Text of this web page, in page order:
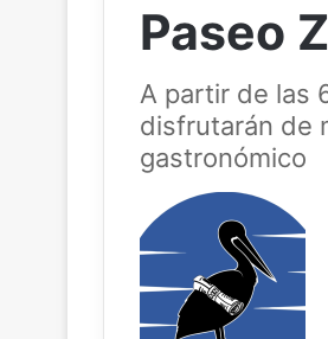
Paseo
A partir de las
disfrutarán de
gastronómico